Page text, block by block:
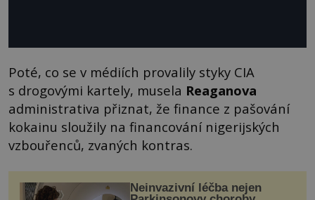
Poté, co se v médiích provalily styky CIA
s drogovými kartely, musela Reaganova
administrativa přiznat, že finance z pašování
kokainu sloužily na financování nigerijských
vzbouřenců, zvaných kontras.
Neinvazivní léčba nejen